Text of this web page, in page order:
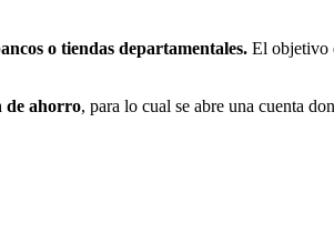
o tiendas departamentales. El objetivo
de ahorro, para lo cual se abre una cuenta